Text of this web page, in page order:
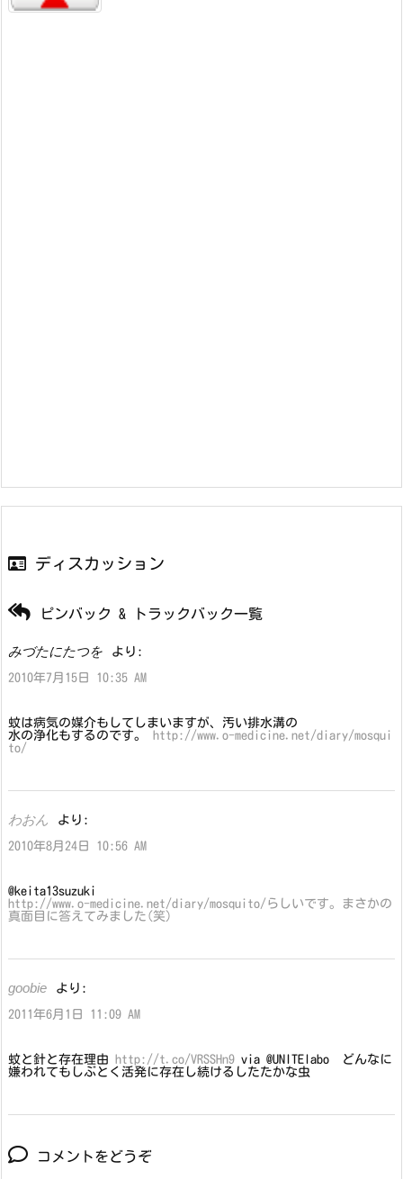
ディスカッション
ピンバック & トラックバック一覧
みづたにたつを より:
2010年7月15日 10:35 AM
蚊は病気の媒介もしてしまいますが、汚い排水溝の
水の浄化もするのです。
http://www.o-medicine.net/diary/mosqui
to/
わおん より:
2010年8月24日 10:56 AM
@keita13suzuki
http://www.o-medicine.net/diary/mosquito/らしいです。まさかの
真面目に答えてみました(笑)
goobie より:
2011年6月1日 11:09 AM
蚊と針と存在理由 http://t.co/VRSSHn9 via @UNITElabo どんなに
嫌われてもしぶとく活発に存在し続けるしたたかな虫
コメントをどうぞ